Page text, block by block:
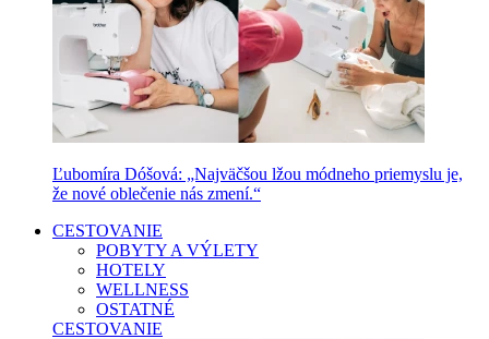
Ľubomíra Dóšová: „Najväčšou lžou módneho priemyslu je,
že nové oblečenie nás zmení.“
CESTOVANIE
POBYTY A VÝLETY
HOTELY
WELLNESS
OSTATNÉ
CESTOVANIE